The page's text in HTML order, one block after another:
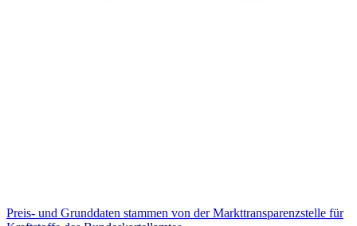
Preis- und Grunddaten stammen von der Markttransparenzstelle für